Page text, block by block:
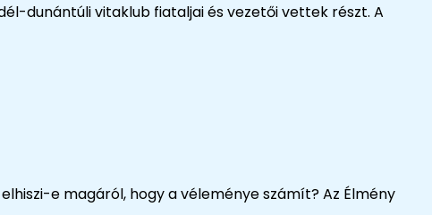
dunántúli vitaklub fiataljai és vezetői vettek részt. A
e magáról, hogy a véleménye számít? Az Élmény